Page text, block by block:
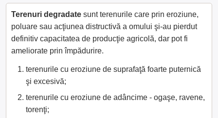
Terenuri degradate sunt terenurile care prin eroziune,
poluare sau acţiunea distructivă a omului şi-au pierdut
definitiv capacitatea de producţie agricolă, dar pot fi
ameliorate prin împădurire.
terenurile cu eroziune de suprafaţă foarte puternică
şi excesivă;
terenurile cu eroziune de adâncime - ogaşe, ravene,
torenţi;